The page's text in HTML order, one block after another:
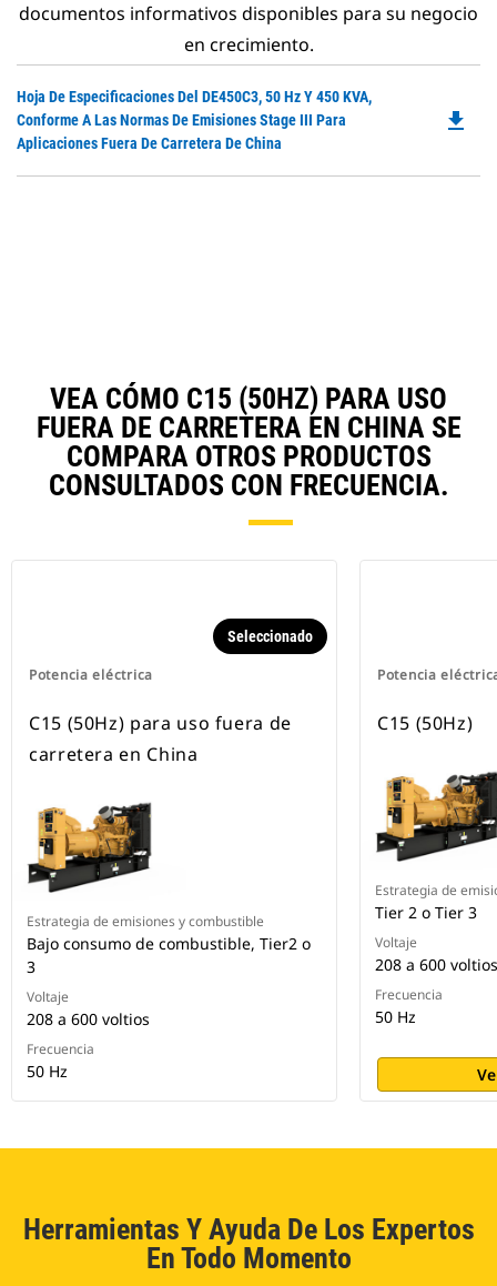
documentos informativos disponibles para su negocio
en crecimiento.
Hoja De Especificaciones Del DE450C3, 50 Hz Y 450 KVA,
Conforme A Las Normas De Emisiones Stage III Para
Aplicaciones Fuera De Carretera De China
file_download
VEA CÓMO C15 (50HZ) PARA USO
FUERA DE CARRETERA EN CHINA SE
COMPARA OTROS PRODUCTOS
CONSULTADOS CON FRECUENCIA.
Potencia eléctrica
Seleccionado
C15 (50Hz) para uso fuera de
carretera en China
Estrategia de emisiones y combustible
Bajo consumo de combustible, Tier2 o
3
Voltaje
208 a 600 voltios
Frecuencia
50 Hz
Potencia
C15 (50Hz)
Estrategia de
Tier 2 o Tier 3
Voltaje
208 a 600 voltios
Frecuencia
50 Hz
Herramientas Y Ayuda De Los Expertos
En Todo Momento